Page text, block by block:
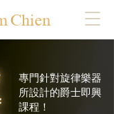
Chien
專門針對旋律樂器
所設計的爵士即興
課程！